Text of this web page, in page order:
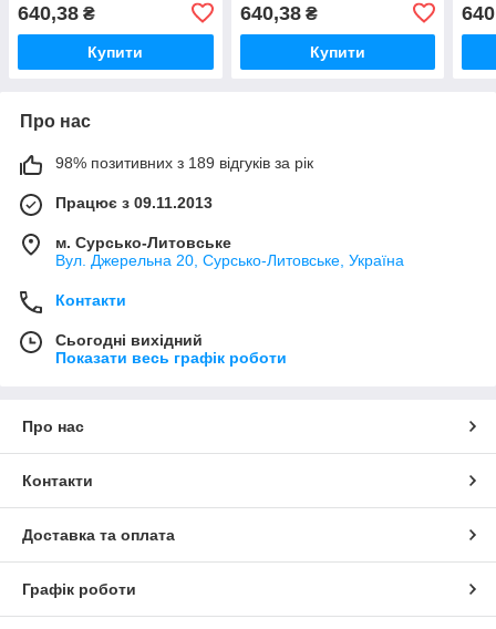
640,38 ₴
Купити
640,38₴
Купити
Про нас
98% позитивних з 189 відгуків за рік
Працює з 09.11.2013
м. Сурсько-Литовське
Вул. Джерельна 20, Сурсько-Литовське, Україна
Контакти
Сьогодні вихідний
Показати весь графік роботи
Про нас
Контакти
Доставка та оплата
Графік роботи